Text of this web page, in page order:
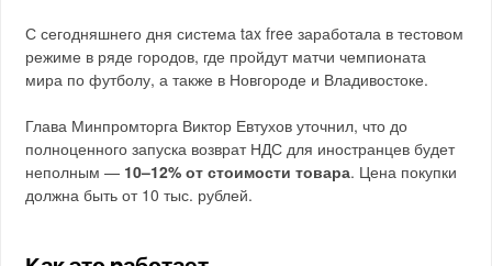
С сегодняшнего дня система tax free заработала в тестовом
режиме в ряде городов, где пройдут матчи чемпионата
мира по футболу, а также в Новгороде и Владивостоке.
Глава Минпромторга Виктор Евтухов уточнил, что до
полноценного запуска возврат НДС для иностранцев будет
неполным — 10–12% от стоимости товара. Цена покупки
должна быть от 10 тыс. рублей.